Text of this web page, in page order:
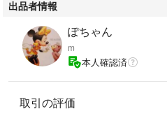
出品者情報
ぽちゃん
m
本人確認済
取引の評価